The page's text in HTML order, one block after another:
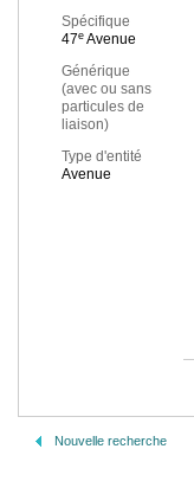
Spécifique
47e Avenue
Générique
(avec ou sans
particules de
liaison)
Type d'entité
Avenue
Nouvelle recherche